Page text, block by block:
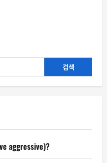
검색
aggressive)?